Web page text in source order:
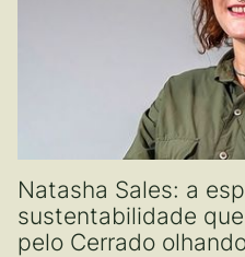
Natasha Sales: a
sustentabilidade
pelo Cerrado